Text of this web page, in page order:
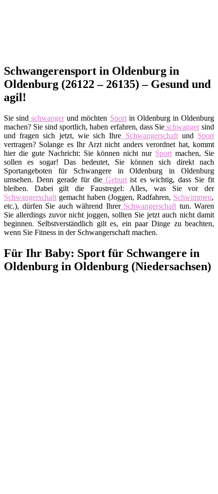
Schwangerensport in Oldenburg in
Oldenburg (26122 – 26135) – Gesund und
agil!
Sie sind schwangerund möchten Sportin Oldenburg in Oldenburg
machen? Sie sind sportlich, haben erfahren, dass Sieschwangersind
und fragen sich jetzt, wie sich Ihre Schwangerschaftund Sport
vertragen? Solange es Ihr Arzt nicht anders verordnet hat, kommt
hier die gute Nachricht: Sie können nicht nur Sport machen, Sie
sollen es sogar! Das bedeutet, Sie können sich direkt nach
Sportangeboten für Schwangere in Oldenburg in Oldenburg
umsehen. Denn gerade für dieGeburtist es wichtig, dass Sie fit
bleiben. Dabei gilt die Faustregel: Alles, was Sie vor der
Schwangerschaft gemacht haben (Joggen, Radfahren, Schwimmen,
etc.), dürfen Sie auch während IhrerSchwangerschaft tun. Waren
Sie allerdings zuvor nicht joggen, sollten Sie jetzt auch nicht damit
beginnen. Selbstverständlich gilt es, ein paar Dinge zu beachten,
wenn Sie Fitness in der Schwangerschaft machen.
Für Ihr Baby: Sport für Schwangere in
Oldenburg in Oldenburg (Niedersachsen)